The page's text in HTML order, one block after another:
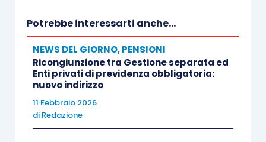
alfabetico (tabella B), l’elenco con le specialità
raggruppate per distretti anatomici e apparati
(tabella C).
È, altresì, precisato che possono essere
ammessi al rimborso i farmaci indicati per la
patologia d’origine professionale, che, pur se non
Potrebbe interessarti anche...
NEWS DEL GIORNO,PENSIONI
Ricongiunzione tra Gestione separata ed
Enti privati di previdenza obbligatoria:
nuovo indirizzo
11 Febbraio 2026
di Redazione